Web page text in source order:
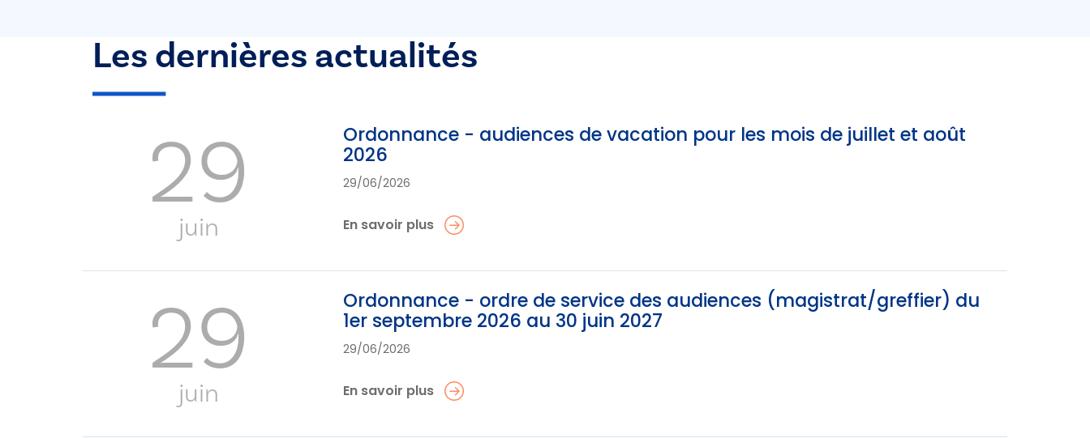
Les dernières actualités
29
juin
Ordonnance - audiences de vacation pour les mois de juillet et août
2026
29/06/2026
En savoir plus
29
juin
Ordonnance - ordre de service des audiences (magistrat/greffier) du
1er septembre 2026 au 30 juin 2027
29/06/2026
En savoir plus